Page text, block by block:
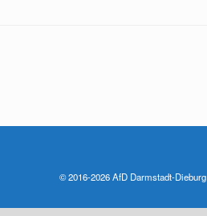
© 2016-2026 AfD Darmstadt-Dieburg